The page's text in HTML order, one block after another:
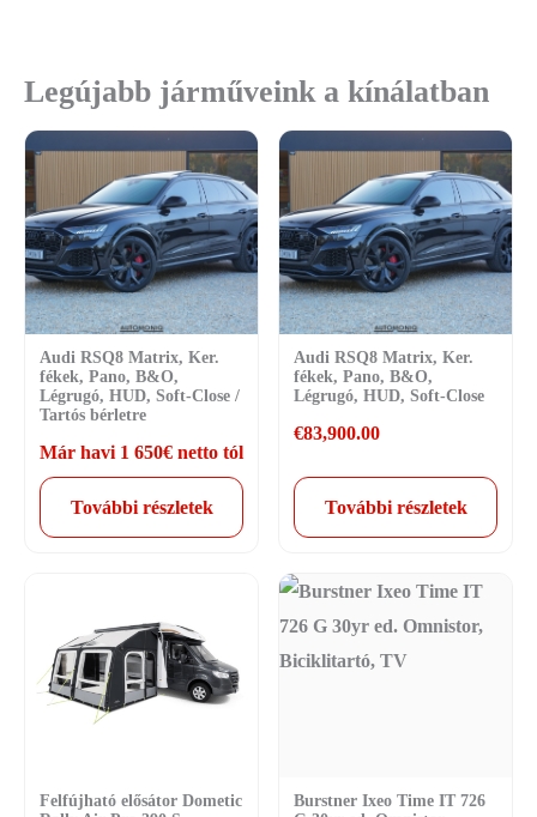
Legújabb járműveink a kínálatban
Audi RSQ8 Matrix, Ker.
fékek, Pano, B&O,
Légrugó, HUD, Soft-Close /
Tartós bérletre
Már havi 1 650€ netto tól
További részletek
Audi RSQ8 Matrix, Ker.
fékek, Pano, B&O,
Légrugó, HUD, Soft-Close
€83,900.00
További részletek
Felfújható elősátor Dometic
Burstner Ixeo Time IT 726